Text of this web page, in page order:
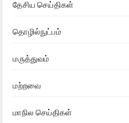
தேசிய செய்திகள்
தொழில்நுட்பம்
மருத்துவம்
மற்றவை
மாநில செய்திகள்